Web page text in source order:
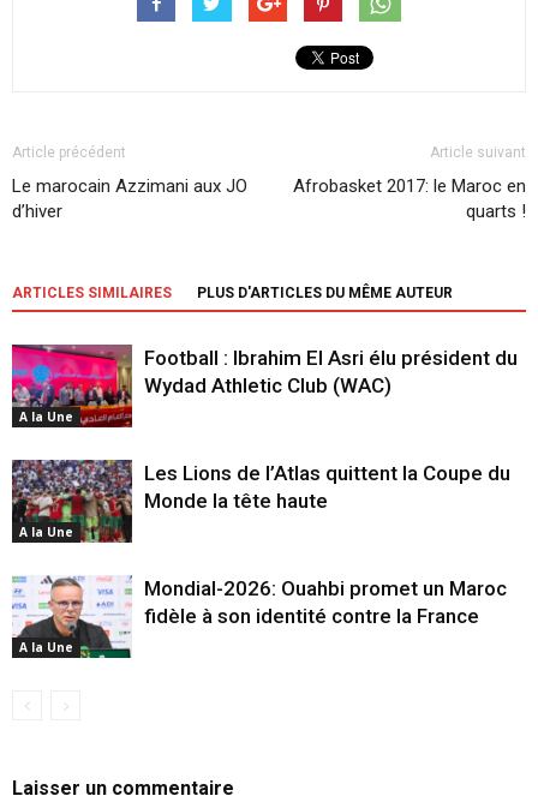
Article précédent
Le marocain Azzimani aux JO
d’hiver
Article suivant
Afrobasket 2017: le Maroc en
quarts !
ARTICLES SIMILAIRES PLUS D'ARTICLES DU MÊME AUTEUR
A la Une
Football : Ibrahim El Asri élu président du
Wydad Athletic Club (WAC)
A la Une
Les Lions de l’Atlas quittent la Coupe du
Monde la tête haute
A la Une
Mondial-2026: Ouahbi promet un Maroc
fidèle à son identité contre la France
Laisser un commentaire